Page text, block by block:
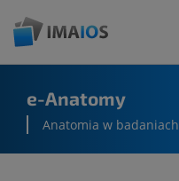
e-Anatomy
Anatomia w badaniach